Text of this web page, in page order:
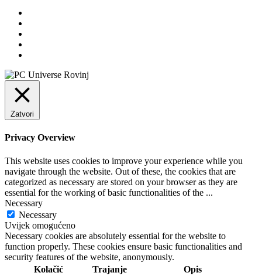
Zatvori
Privacy Overview
This website uses cookies to improve your experience while you
navigate through the website. Out of these, the cookies that are
categorized as necessary are stored on your browser as they are
essential for the working of basic functionalities of the ...
Necessary
Necessary
Uvijek omogućeno
Necessary cookies are absolutely essential for the website to
function properly. These cookies ensure basic functionalities and
security features of the website, anonymously.
Kolačić
Trajanje Opis